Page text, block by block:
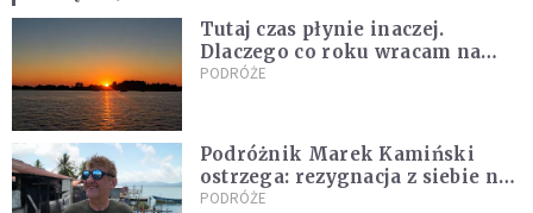
Tutaj czas płynie inaczej.
Dlaczego co roku wracam na
Hel?
PODRÓŻE
Podróżnik Marek Kamiński
ostrzega: rezygnacja z siebie na
rzecz partnera to błąd
PODRÓŻE